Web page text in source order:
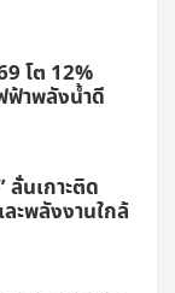
โต 12%
ฟ้าพลังน้ำดี
ลั่นเกาะติด
ะพลังงานใกล้